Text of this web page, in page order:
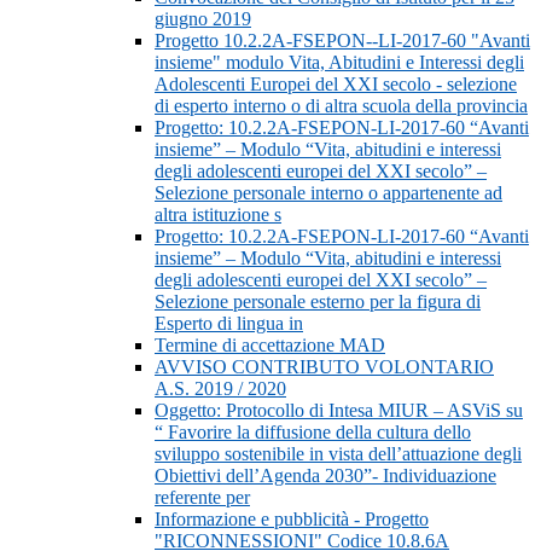
giugno 2019
Progetto 10.2.2A-FSEPON--LI-2017-60 "Avanti
insieme" modulo Vita, Abitudini e Interessi degli
Adolescenti Europei del XXI secolo - selezione
di esperto interno o di altra scuola della provincia
Progetto: 10.2.2A-FSEPON-LI-2017-60 “Avanti
insieme” – Modulo “Vita, abitudini e interessi
degli adolescenti europei del XXI secolo” –
Selezione personale interno o appartenente ad
altra istituzione s
Progetto: 10.2.2A-FSEPON-LI-2017-60 “Avanti
insieme” – Modulo “Vita, abitudini e interessi
degli adolescenti europei del XXI secolo” –
Selezione personale esterno per la figura di
Esperto di lingua in
Termine di accettazione MAD
AVVISO CONTRIBUTO VOLONTARIO
A.S. 2019 / 2020
Oggetto: Protocollo di Intesa MIUR – ASViS su
“ Favorire la diffusione della cultura dello
sviluppo sostenibile in vista dell’attuazione degli
Obiettivi dell’Agenda 2030”- Individuazione
referente per
Informazione e pubblicità - Progetto
"RICONNESSIONI" Codice 10.8.6A